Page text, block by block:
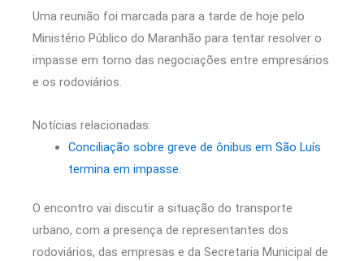
Uma reunião foi marcada para a tarde de hoje pelo
Ministério Público do Maranhão para tentar resolver o
impasse em torno das negociações entre empresários
e os rodoviários.
Notícias relacionadas:
Conciliação sobre greve de ônibus em São Luís
termina em impasse.
O encontro vai discutir a situação do transporte
urbano, com a presença de representantes dos
rodoviários, das empresas e da Secretaria Municipal de